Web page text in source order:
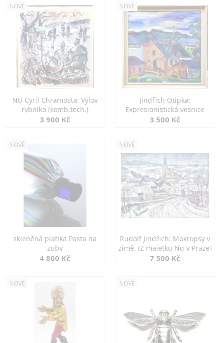
NOVÉ
NU Cyril Chramosta: Výlov
rybníka (komb.tech.)
3 900 Kč
NOVÉ
Jindřich Otipka:
Expresionistická vesnice
3 500 Kč
NOVÉ
skleněná platika Pasta na
zuby
4 800 Kč
NOVÉ
Rudolf Jindřich: Mokropsy v
zimě. (Z majetku Ng v Praze)
7 500 Kč
NOVÉ NOVÉ